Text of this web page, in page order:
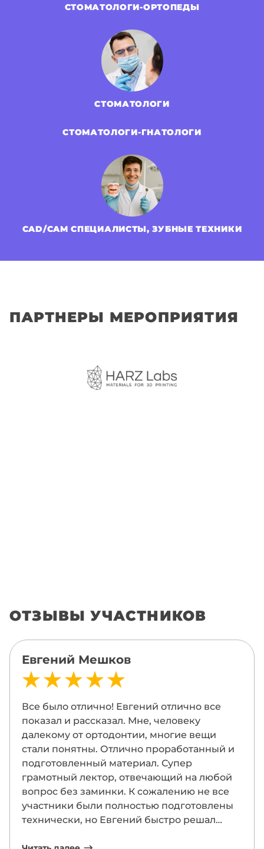
СТОМАТОЛОГИ-ОРТОПЕДЫ
СТОМАТОЛОГИ
СТОМАТОЛОГИ-ГНАТОЛОГИ
CAD/CAM СПЕЦИАЛИСТЫ, ЗУБНЫЕ ТЕХНИКИ
ПАРТНЕРЫ МЕРОПРИЯТИЯ
ОТЗЫВЫ УЧАСТНИКОВ
Евгений Мешков
Все было отлично! Евгений отлично все
показал и рассказал. Мне, человеку
далекому от ортодонтии, многие вещи
стали понятны. Отлично проработанный и
подготовленный материал. Супер
грамотный лектор, отвечающий на любой
вопрос без заминки. К сожалению не все
участники были полностью подготовлены
технически, но Евгений быстро решал